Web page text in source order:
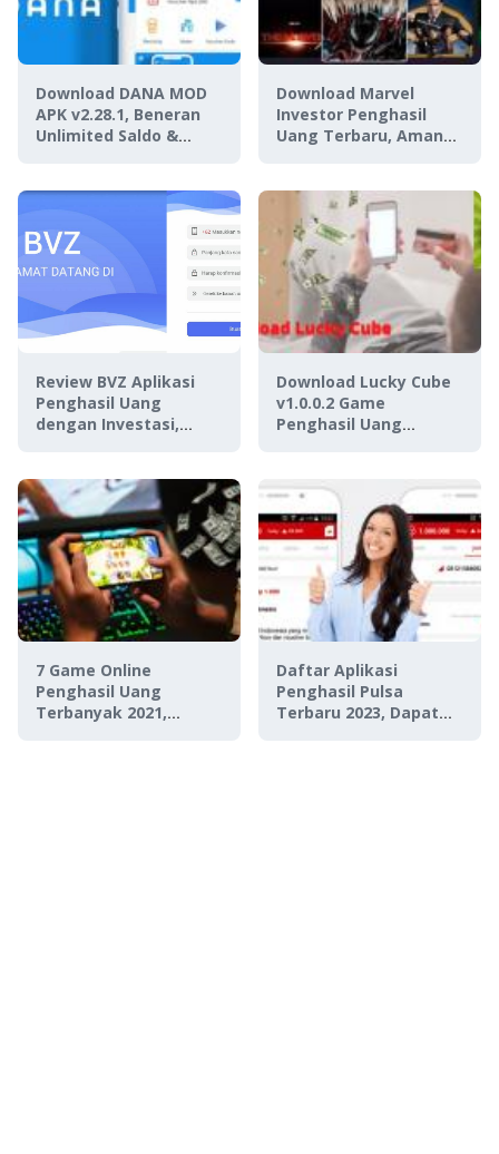
Download DANA MOD
APK v2.28.1, Beneran
Unlimited Saldo &
Download Marvel
Investor Penghasil
Uang Terbaru, Aman
Review BVZ Aplikasi
Penghasil Uang
dengan Investasi,
Download Lucky Cube
v1.0.0.2 Game
Penghasil Uang
7 Game Online
Penghasil Uang
Terbanyak 2021,
Daftar Aplikasi
Penghasil Pulsa
Terbaru 2023, Dapat